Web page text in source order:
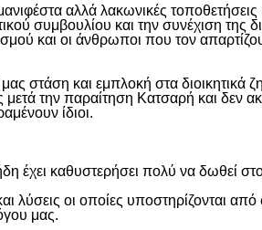
αλλά λακωνικές
συμβουλίου και την συνέχιση της
και οι άνθρωποι που τον
στάση και εμπλοκή στα
την παραίτηση Κατσαρή και δεν
ίδιοι.
έχει καθυστερήσει πολύ να δωθεί
οι οποίες υποστηρίζονται από
μας.